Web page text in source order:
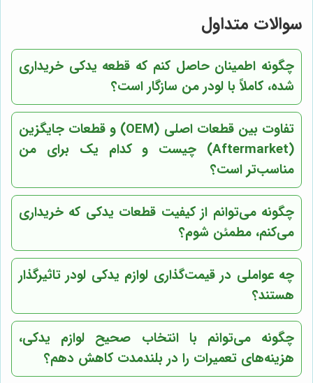
سوالات متداول
چگونه اطمینان حاصل کنم که قطعه یدکی خریداری
شده، کاملاً با لودر من سازگار است؟
تفاوت بین قطعات اصلی (OEM) و قطعات جایگزین
(Aftermarket) چیست و کدام یک برای من
مناسب‌تر است؟
چگونه می‌توانم از کیفیت قطعات یدکی که خریداری
می‌کنم، مطمئن شوم؟
چه عواملی در قیمت‌گذاری لوازم یدکی لودر تاثیرگذار
هستند؟
چگونه می‌توانم با انتخاب صحیح لوازم یدکی،
هزینه‌های تعمیرات را در بلندمدت کاهش دهم؟